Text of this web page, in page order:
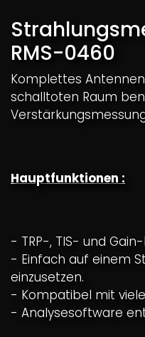
RMS-0460
Komplettes
schalltoten Raum
Hauptfunktionen :
- TRP-, TIS- und
- Einfach auf einem
einzusetzen.
- Kompatibel mit
- Analysesoftware